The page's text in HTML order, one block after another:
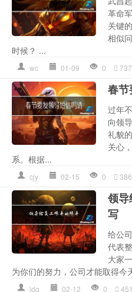
革命
关键
相似
时候？ ...
wc 01-09 0 737
春
过年
向领
礼貌
关心
系。根据...
cjy 02-15 0 386
领
写
给公
代表
大家
为你们的努力，公司才能取得今
ldg 02-12 0 451